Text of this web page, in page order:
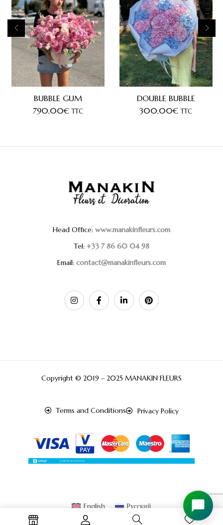
BUBBLE GUM
790,00€ TTC
DOUBLE BUBBLE
300,00€ TTC
Head Office: www.manakinfleurs.com
Tel: +33 7 86 60 04 98
Email: contact@manakinfleurs.com
Copyright © 2019 – 2025 MANAKIN FLEURS
Terms and Conditions Privacy Policy
English Русский